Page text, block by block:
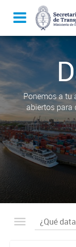
Ponemos a tu
abiertos para